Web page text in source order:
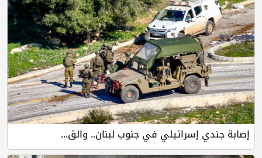
إصابة جندي إسرائيلي في جنوب لبنان.. والق...